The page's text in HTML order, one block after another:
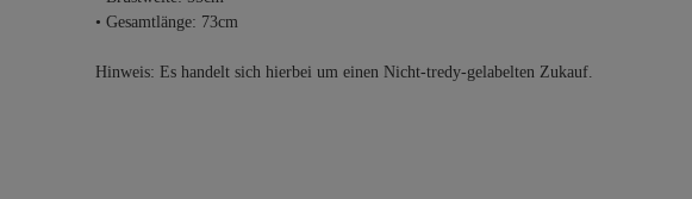
• Gesamtlänge: 73cm
Hinweis: Es handelt sich hierbei um einen Nicht-tredy-gelabelten Zukauf.